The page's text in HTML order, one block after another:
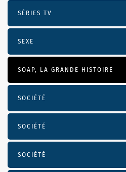
SÉRIES TV
SEXE
SOAP, LA GRANDE HISTOIRE
SOCIÉTÉ
SOCIÉTÉ
SOCIÉTÉ